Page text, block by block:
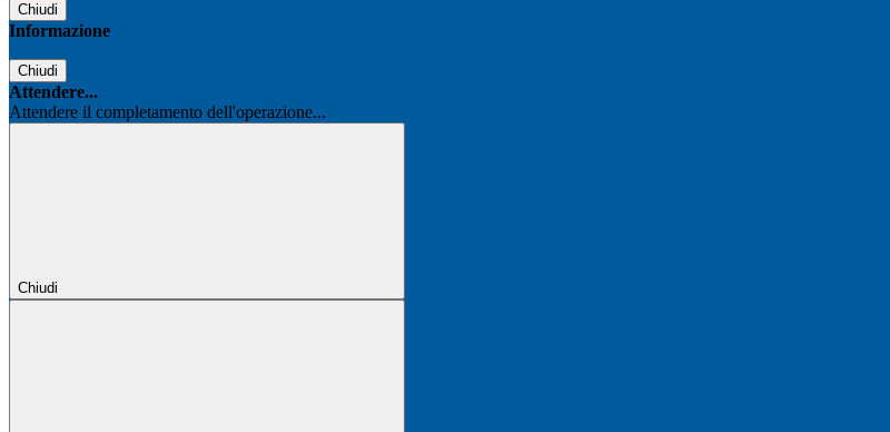
Chiudi
Informazione
Chiudi
Attendere...
Attendere il completamento dell'operazione...
Chiudi